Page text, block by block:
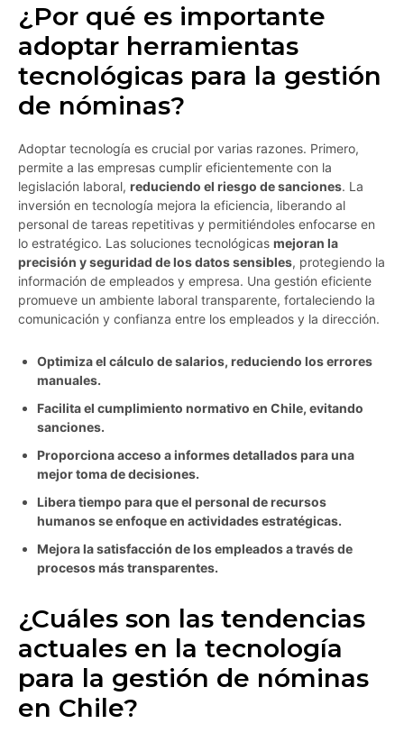
¿Por qué es importante
adoptar herramientas
tecnológicas para la gestión
de nóminas?
Adoptar tecnología es crucial por varias razones. Primero,
permite a las empresas cumplir eficientemente con la
legislación laboral, reduciendo el riesgo de sanciones. La
inversión en tecnología mejora la eficiencia, liberando al
personal de tareas repetitivas y permitiéndoles enfocarse en
lo estratégico. Las soluciones tecnológicas mejoran la
precisión y seguridad de los datos sensibles, protegiendo la
información de empleados y empresa. Una gestión eficiente
promueve un ambiente laboral transparente, fortaleciendo la
comunicación y confianza entre los empleados y la dirección.
Optimiza el cálculo de salarios, reduciendo los errores
manuales.
Facilita el cumplimiento normativo en Chile, evitando
sanciones.
Proporciona acceso a informes detallados para una
mejor toma de decisiones.
Libera tiempo para que el personal de recursos
humanos se enfoque en actividades estratégicas.
Mejora la satisfacción de los empleados a través de
procesos más transparentes.
¿Cuáles son las tendencias
actuales en la tecnología
para la gestión de nóminas
en Chile?